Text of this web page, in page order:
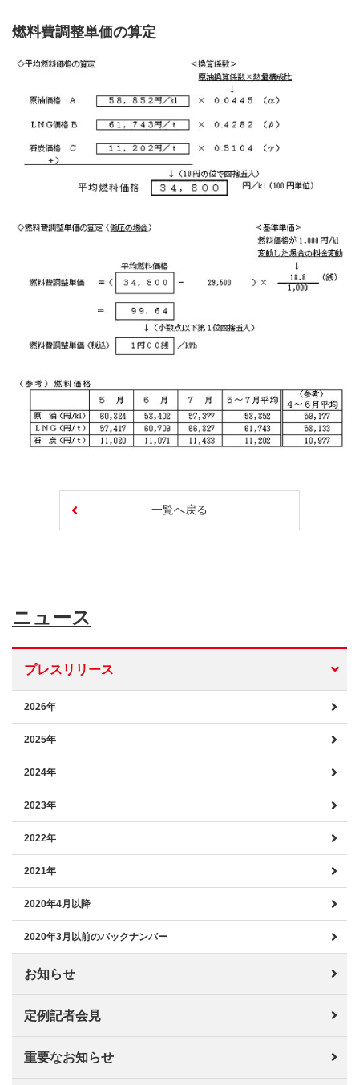
燃料費調整単価の算定
一覧へ戻る
ニュース
プレスリリース
2026年
2025年
2024年
2023年
2022年
2021年
2020年4月以降
2020年3月以前のバックナンバー
お知らせ
定例記者会見
重要なお知らせ